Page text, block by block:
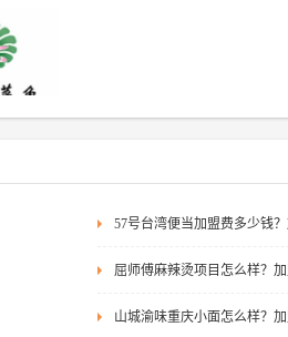
57号台湾便当加盟费多少钱？
屈师傅麻辣烫项目怎么样？加
山城渝味重庆小面怎么样？